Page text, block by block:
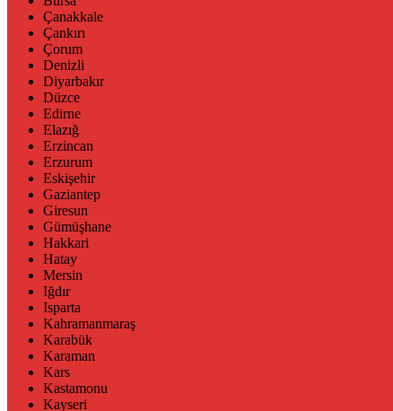
Çanakkale
Çankırı
Çorum
Denizli
Diyarbakır
Düzce
Edirne
Elazığ
Erzincan
Erzurum
Eskişehir
Gaziantep
Giresun
Gümüşhane
Hakkari
Hatay
Mersin
Iğdır
Isparta
Kahramanmaraş
Karabük
Karaman
Kars
Kastamonu
Kayseri